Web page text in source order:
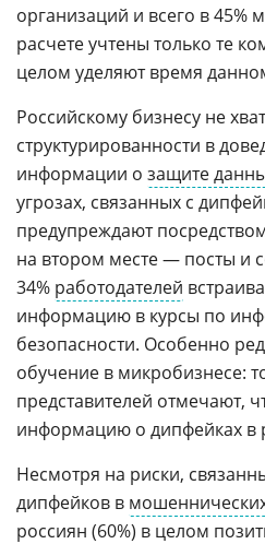
организаций и всего в 45%
расчете учтены только те
целом уделяют время
Российскому бизнесу не
структурированности в
информации о защите
угрозах, связанных с
предупреждают
на втором месте — посты и
34% работодателей
информацию в курсы по
безопасности. Особенно
обучение в микробизнесе:
представителей отмечают,
информацию о дипфейках в
Несмотря на риски,
дипфейков в
россиян (60%) в целом